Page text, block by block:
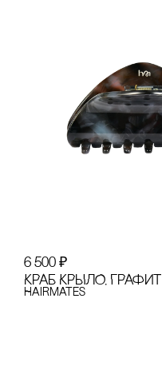
6 500 ₽
КРАБ КРЫЛО, ГРАФИТ
Hairmates